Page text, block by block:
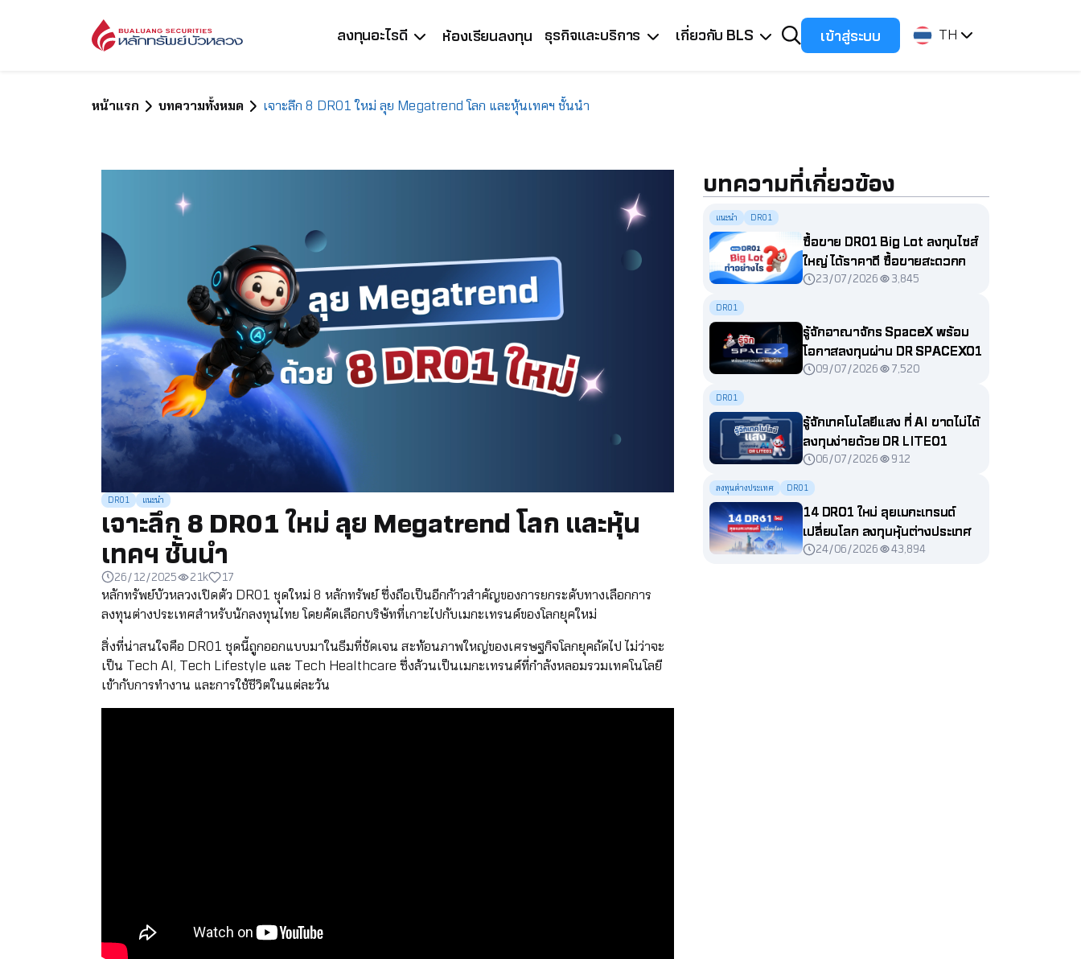
ลงทุนอะไรดี ห้องเรียนลงทุน ธุรกิจและบริการ เกี่ยวกับ BLS เข้าสู่ระบบ TH
หน้าแรก บทความทั้งหมด เจาะลึก 8 DR01 ใหม่ ลุย Megatrend โลก และหุ้นเทคฯ ชั้นนำ
DR01 แนะนำ
เจาะลึก 8 DR01 ใหม่ ลุย Megatrend โลก และหุ้น
เทคฯ ชั้นนำ
26/12/2025 21k 17
หลักทรัพย์บัวหลวงเปิดตัว DR01 ชุดใหม่ 8 หลักทรัพย์ ซึ่งถือเป็นอีกก้าวสำคัญของการยกระดับทางเลือกการ
ลงทุนต่างประเทศสำหรับนักลงทุนไทย โดยคัดเลือกบริษัทที่เกาะไปกับเมกะเทรนด์ของโลกยุคใหม่
สิ่งที่น่าสนใจคือ DR01 ชุดนี้ถูกออกแบบมาในธีมที่ชัดเจน สะท้อนภาพใหญ่ของเศรษฐกิจโลกยุคถัดไป ไม่ว่าจะ
เป็น Tech AI, Tech Lifestyle และ Tech Healthcare ซึ่งล้วนเป็นเมกะเทรนด์ที่กำลังหลอมรวมเทคโนโลยี
เข้ากับการทำงาน และการใช้ชีวิตในแต่ละวัน
บทความที่เกี่ยวข้อง
แนะนำ DR01
ซื้อขาย DR01 Big Lot ลงทุนไซส์
ใหญ่ ได้ราคาดี ซื้อขายสะดวกกว่า
ที่คิด23/07/2026 3,845
DR01
รู้จักอาณาจักร SpaceX พร้อม
โอกาสลงทุนผ่าน DR SPACEX01
09/07/2026 7,520
DR01
รู้จักเทคโนโลยีแสง ที่ AI ขาดไม่ได้
ลงทุนง่ายด้วย DR LITE01
06/07/2026 912
ลงทุนต่างประเทศ DR01
14 DR01 ใหม่ ลุยเมกะเทรนด์
เปลี่ยนโลก ลงทุนหุ้นต่างประเทศ
ได้ง่ายผ่านตลาดหุ้นไทย
24/06/2026 43,894